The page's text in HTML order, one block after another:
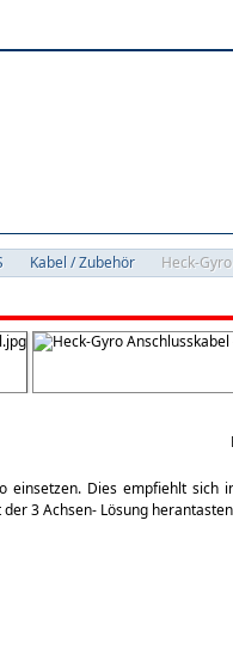
Kabel / Zubehör
Heck-
einsetzen. Dies empfiehlt sich
3 Achsen- Lösung